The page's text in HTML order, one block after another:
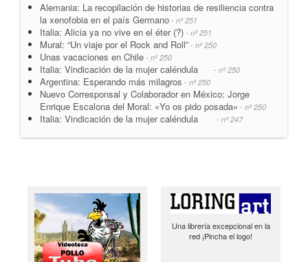
Alemania: La recopilación de historias de resiliencia contra
la xenofobia en el país Germano - nº 251
Italia: Alicia ya no vive en el éter (?) - nº 251
Mural: “Un viaje por el Rock and Roll” - nº 250
Unas vacaciones en Chile - nº 250
Italia: Vindicación de la mujer caléndula - nº 250
Argentina: Esperando más milagros - nº 250
Nuevo Corresponsal y Colaborador en México: Jorge
Enrique Escalona del Moral: «Yo os pido posada» - nº 250
Italia: Vindicación de la mujer caléndula - nº 247
Una librería excepcional en la
red ¡Pincha el logo!